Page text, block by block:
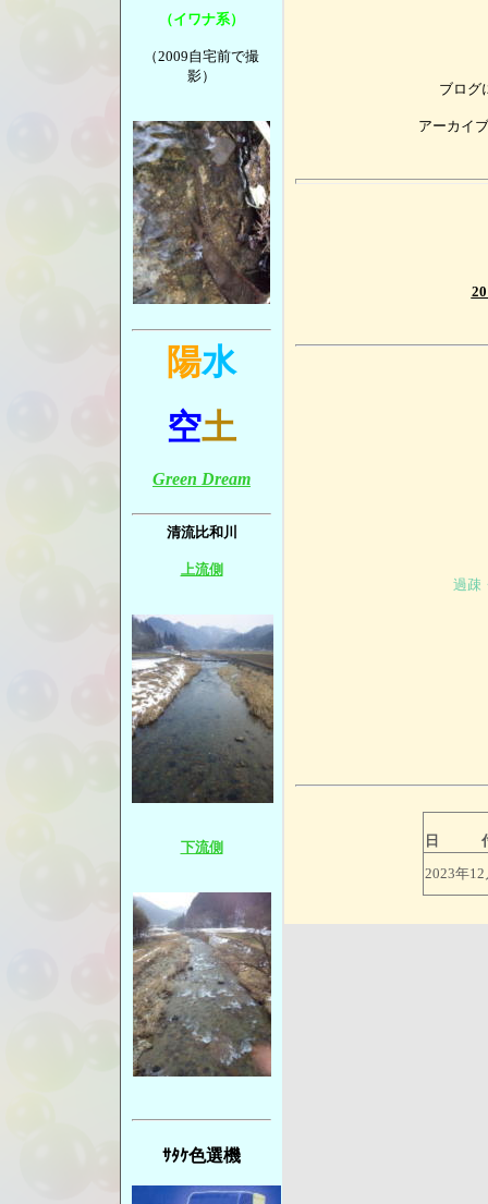
（イワナ系）
（2009自宅前で撮
影）
陽水
空土
Green Dream
清流比和川
上流側
下流側
ｻﾀｹ色選機
ブログ
アーカイ
過疎
日
2023年12